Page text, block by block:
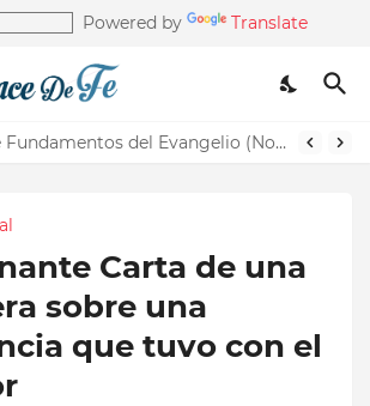
Powered by Translate
Nueva clase de Fundamentos del Evangelio (Nos recuerda la de Principios del Evangelio)
Carta de una
sobre una
que tuvo con el